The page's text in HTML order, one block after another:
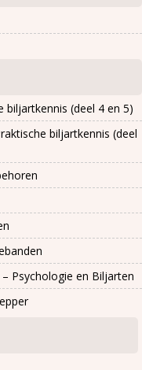
biljartkennis (deel 4 en 5)
biljartkennis (deel
Psychologie en Biljarten